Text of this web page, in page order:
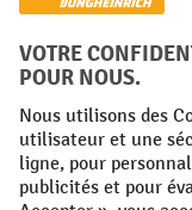
Facebook
YouTube
LinkedIn
Conditions générales
Protection des